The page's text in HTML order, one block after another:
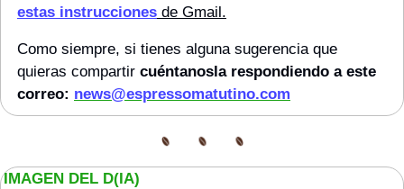
estas instrucciones de Gmail.
Como siempre, si tienes alguna sugerencia que
quieras compartir cuéntanosla respondiendo a este
correo: news@espressomatutino.com
IMAGEN DEL D(IA)